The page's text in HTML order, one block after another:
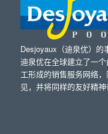
Desjoyaux（迪泉优）的
迪泉优在全球建立了一
工形成的销售服务网络
见，并将同样的友好精神